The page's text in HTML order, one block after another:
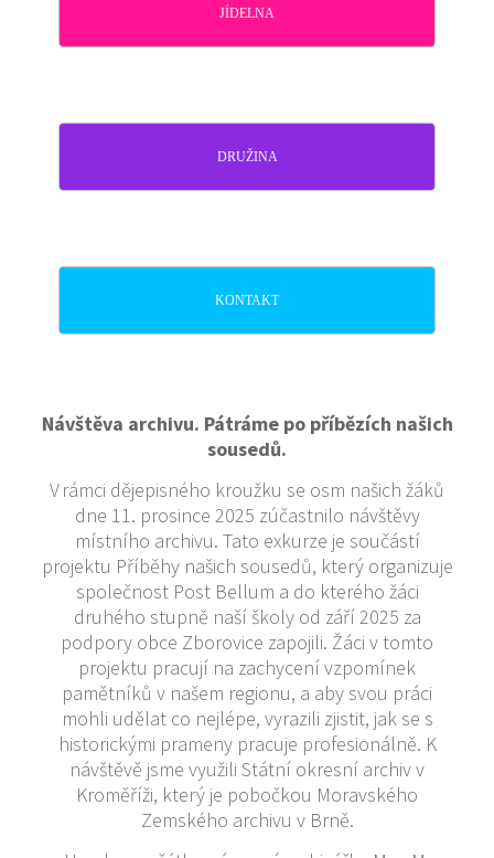
JÍDELNA
DRUŽINA
KONTAKT
Návštěva archivu. Pátráme po příbězích našich
sousedů.
V rámci dějepisného kroužku se osm našich žáků
dne 11. prosince 2025 zúčastnilo návštěvy
místního archivu. Tato exkurze je součástí
projektu Příběhy našich sousedů, který organizuje
společnost Post Bellum a do kterého žáci
druhého stupně naší školy od září 2025 za
podpory obce Zborovice zapojili. Žáci v tomto
projektu pracují na zachycení vzpomínek
pamětníků v našem regionu, a aby svou práci
mohli udělat co nejlépe, vyrazili zjistit, jak se s
historickými prameny pracuje profesionálně. K
návštěvě jsme využili Státní okresní archiv v
Kroměříži, který je pobočkou Moravského
Zemského archivu v Brně.